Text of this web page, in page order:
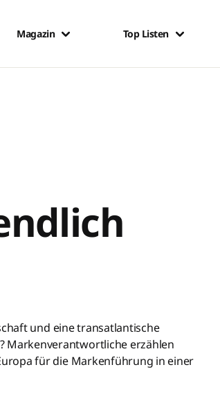
Magazin Top Listen
und eine transatlantische
Markenverantwortliche erzählen
für die Markenführung in einer